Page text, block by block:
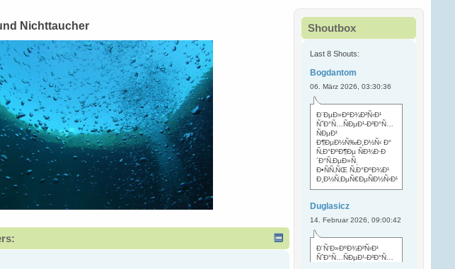
Nichttaucher Shoutbox
Last 8 Shouts:
Bogdantom
06. März 2026, 03:30:36
Ð¨ÐµÐ»ÐºÐ¾Ð²Ñ‹Ð¹
ÑˆÐ°Ñ…ÑÐµÐ¹-Ð²Ð°Ñ…
ÑÐµÐ¹
Ð¶ÐµÐ½Ñ‰Ð¸Ð½Ñ‹ Ð°
Ñ‚Ð°ÐºÐ¶Ðµ ÑÐ¾Ð·Ð
´Ð°Ñ‚ÐµÐ»Ñ.
Ð•ÑÑ‚ÑŒ Ñ‚Ð°ÐºÐ¾Ð¹
Ð¸Ð½Ñ‚ÐµÑ€ÐµÑÐ½Ñ‹Ð¹
Duglasicz
14. Februar 2026, 09:00:42
Ð¨Ñ‘Ð»ÐºÐ¾Ð²Ñ‹Ð¹
ÑˆÐ°Ñ…ÑÐµÐ¹-Ð²Ð°Ñ…